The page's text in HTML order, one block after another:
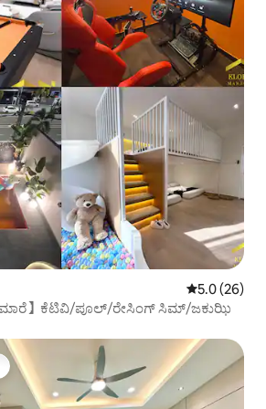
5 ರಲ್ಲಿ 5.0
5.0 (26)
ಡಿ ಮಾರೆ】ಕೆಟಿವಿ/ಪೂಲ್/ರೇಸಿಂಗ್ ಸಿಮ್/ಜಕುಝಿ